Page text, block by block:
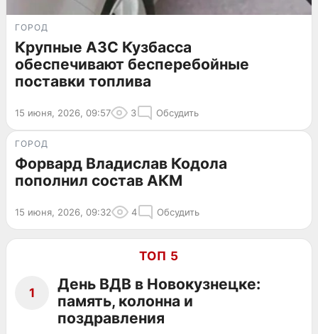
ГОРОД
Крупные АЗС Кузбасса
обеспечивают бесперебойные
поставки топлива
15 июня, 2026, 09:57 3 Обсудить
ГОРОД
Форвард Владислав Кодола
пополнил состав АКМ
15 июня, 2026, 09:32 4 Обсудить
ТОП 5
1
День ВДВ в Новокузнецке:
память, колонна и
поздравления